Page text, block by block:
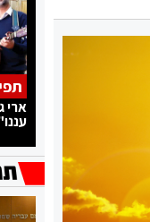
ארי